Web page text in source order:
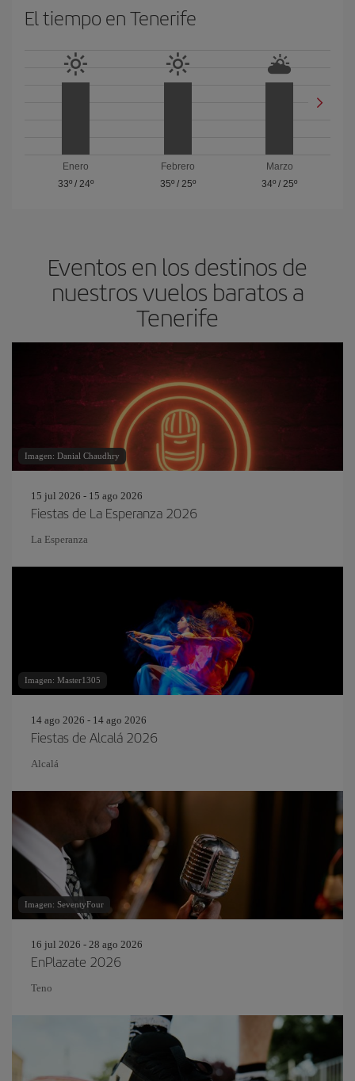
El tiempo en Tenerife
Enero
33º/ 24º
Febrero
35º/ 25º
Marzo
34º /25º
Eventos en los destinos de
nuestros vuelos baratos a
Tenerife
Imagen: Danial Chaudhry
15 jul 2026 - 15 ago 2026
Fiestas de La Esperanza 2026
La Esperanza
Imagen: Master1305
14 ago 2026 - 14 ago 2026
Fiestas de Alcalá 2026
Alcalá
Imagen: SeventyFour
16 jul 2026 - 28 ago 2026
EnPlazate 2026
Teno